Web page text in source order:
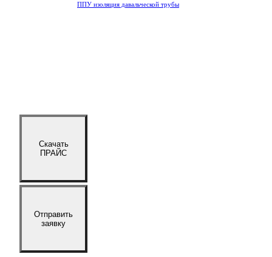
ППУ изоляция давальческой трубы
Скачать
ПРАЙС
Отправить
заявку